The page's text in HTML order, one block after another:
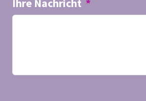
Ihre Nachricht *